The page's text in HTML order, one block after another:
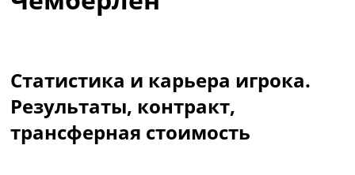
Коллективный прогноз
Украина. Первая Лига
Лига Чемпионов
Англия. Премьер Лига
Испания. Ла Лига
Статистика и карьера игрока.
Результаты, контракт,
трансферная стоимость